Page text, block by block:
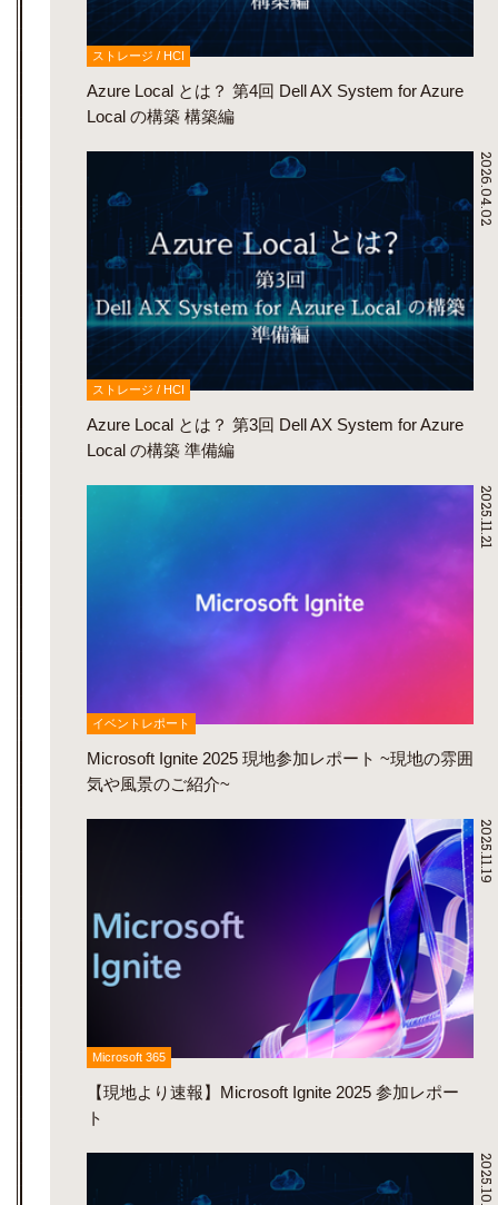
ストレージ / HCI
Azure Local とは？ 第4回 Dell AX System for Azure
Local の構築 構築編
2026.04.02
ストレージ / HCI
Azure Local とは？ 第3回 Dell AX System for Azure
Local の構築 準備編
2025.11.21
イベントレポート
Microsoft Ignite 2025 現地参加レポート ~現地の雰囲
気や風景のご紹介~
2025.11.19
Microsoft 365
【現地より速報】Microsoft Ignite 2025 参加レポー
ト
2025.10.23